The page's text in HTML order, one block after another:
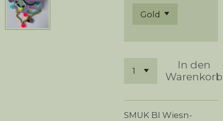
In den
Warenkorb
SMUK BI Wiesn-